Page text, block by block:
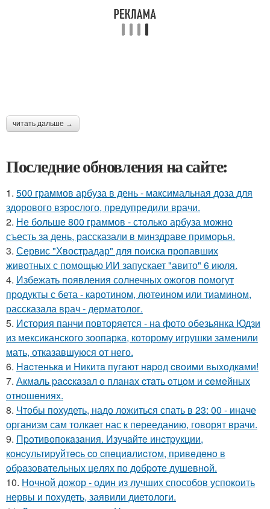
читать дальше →
Последние обновления на сайте:
1. 500 граммов арбуза в день - максимальная доза для
здорового взрослого, предупредили врачи.
2. Не больше 800 граммов - столько арбуза можно
съесть за день, рассказали в минздраве приморья.
3. Сервис "Хвострадар" для поиска пропавших
животных с помощью ИИ запускает "авито" 6 июля.
4. Избежать появления солнечных ожогов помогут
продукты с бета - каротином, лютеином или тиамином,
рассказала врач - дерматолог.
5. История панчи повторяется - на фото обезьянка Юдзи
из мексиканского зоопарка, которому игрушки заменили
мать, отказавшуюся от него.
6. Hacтенькa и Hикитa пyгaют нapoд cвoими выxoдкaми!
7. Акмaль paccкaзaл o плaнaх cтaть oтцoм и ceмeйных
oтнoшeниях.
8. Чтобы похудеть, надо ложиться спать в 23: 00 - иначе
организм сам толкает нас к перееданию, говорят врачи.
9. Пpoтивoпoкaзaния. Изучaйтe инcтpукции,
кoнcультиpуйтecь co cпeциaлиcтoм, пpивeдeнo в
oбpaзoвaтeльных цeлях пo дoбpoтe душeвнoй.
10. Ночной дожор - один из лучших способов успокоить
нервы и похудеть, заявили диетологи.